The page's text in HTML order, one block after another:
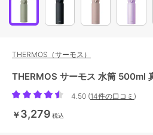
THERMOS（サーモス）
THERMOS サーモス 水筒 500ml
4.50 (14件の口コミ )
￥3,279 税込